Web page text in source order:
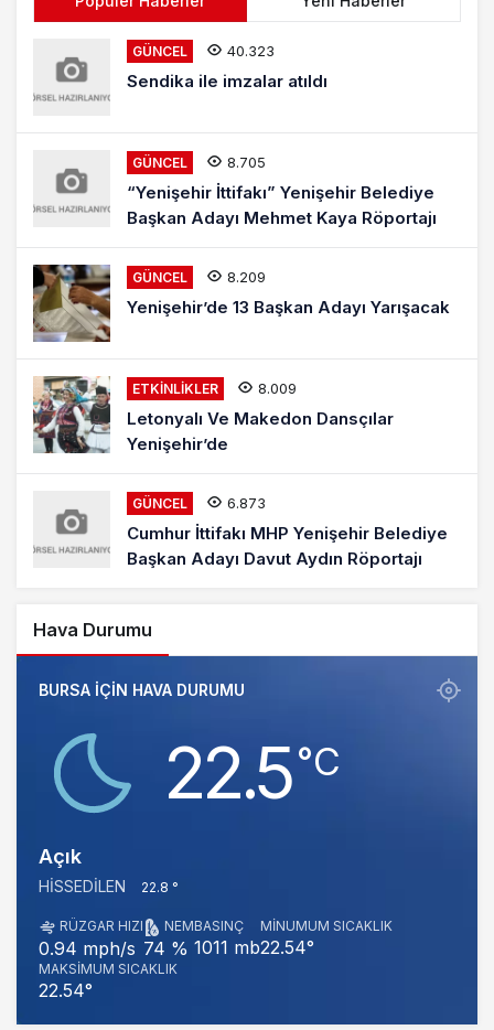
GÜNCEL 40.323
Sendika ile imzalar atıldı
GÜNCEL 8.705
“Yenişehir İttifakı” Yenişehir Belediye
Başkan Adayı Mehmet Kaya Röportajı
GÜNCEL 8.209
Yenişehir’de 13 Başkan Adayı Yarışacak
ETKINLIKLER 8.009
Letonyalı Ve Makedon Dansçılar
Yenişehir’de
GÜNCEL 6.873
Cumhur İttifakı MHP Yenişehir Belediye
Başkan Adayı Davut Aydın Röportajı
Hava Durumu
BURSA IÇIN HAVA DURUMU
22.5‎°C
Açık
HISSEDILEN 22.8 °
RÜZGAR HIZI
0.94 mph/s
NEM
74 %
BASINÇ
1011 mb
MINUMUM SICAKLIK
22.54°
MAKSIMUM SICAKLIK
22.54°